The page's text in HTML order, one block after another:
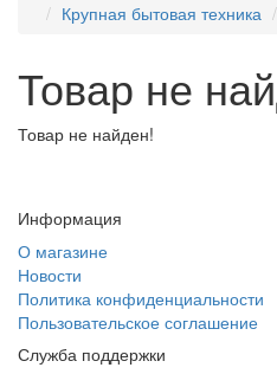
Крупная бытовая техника
Товар не
Товар не найден!
Информация
О магазине
Новости
Политика конфиденциальности
Пользовательское соглашение
Служба поддержки